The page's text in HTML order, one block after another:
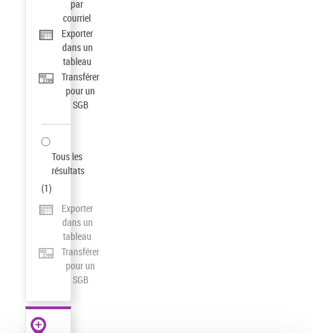
par
courriel
Exporter
dans un
tableau
Transférer
pour un
SGB
Tous les
résultats
(1)
Exporter
dans un
tableau
Transférer
pour un
SGB